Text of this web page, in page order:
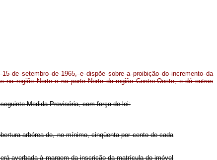
de setembro de 1965, e dispõe sobre a proibição do incremento da
na região Norte e na parte Norte da região Centro-Oeste, e dá outras
Medida Provisória, com força de lei:
arbórea de, no mínimo, cinqüenta por cento de cada
averbada à margem da inscrição da matrícula do imóvel